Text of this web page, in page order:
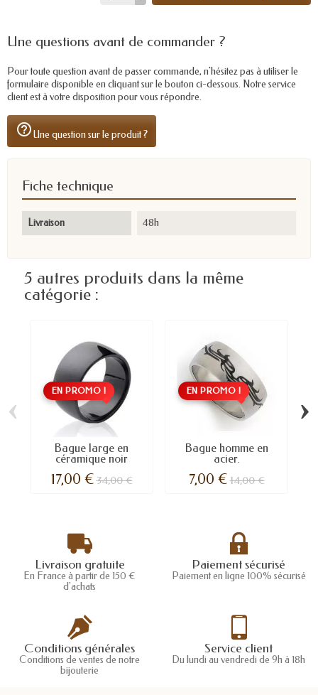
Une questions avant de commander ?
Pour toute question avant de passer commande, n'hésitez pas à utiliser le
formulaire disponible en cliquant sur le bouton ci-dessous. Notre service
client est à votre disposition pour vous répondre.
help_outlineUne question sur le produit ?
Fiche technique
Livraison 48h
5 autres produits dans la même
catégorie :
EN PROMO !
Bague large en
céramique noir
17,00 €34,00 €
EN PROMO !
Bague homme en
acier.
7,00 €14,00 €
‹ ›
Livraison gratuite
En France à partir de 150 €
d'achats
Paiement sécurisé
Paiement en ligne 100% sécurisé
Conditions générales
Conditions de ventes de notre
bijouterie
Service client
Du lundi au vendredi de 9h à 18h